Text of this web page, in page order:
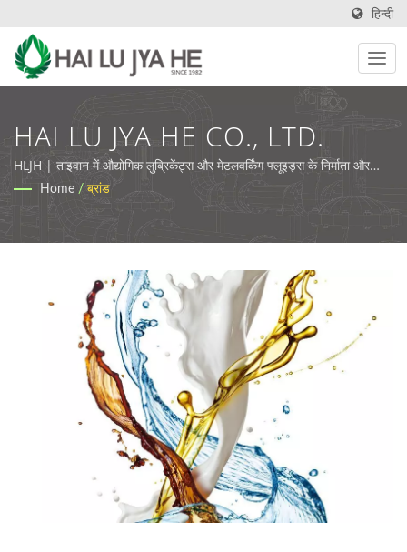
हिन्दी
HAI LU JYA HE CO., LTD.
HLJH | ताइवान में औद्योगिक लुब्रिकेंट्स और मेटलवर्किंग फ्लूइड्स के निर्माता और
आपूर्तिकर्ताHome / ब्रांड